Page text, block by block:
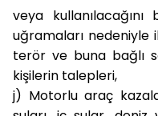
veya
uğramaları nedeniyle
terör ve buna bağlı
kişilerin talepleri,
j) Motorlu araç